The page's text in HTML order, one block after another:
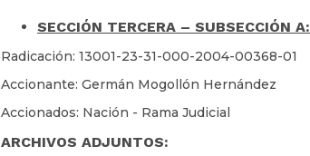
SECCIÓN TERCERA – SUBSECCIÓN A:
Radicación: 13001-23-31-000-2004-00368-01
Accionante: Germán Mogollón Hernández
Accionados: Nación - Rama Judicial
ARCHIVOS ADJUNTOS: